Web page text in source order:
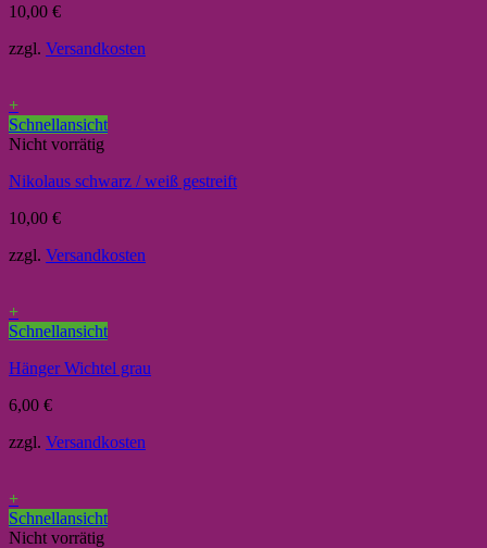
10,00 €
zzgl. Versandkosten
+
Schnellansicht
Nicht vorrätig
Nikolaus schwarz / weiß gestreift
10,00 €
zzgl. Versandkosten
+
Schnellansicht
Hänger Wichtel grau
6,00 €
zzgl. Versandkosten
+
Schnellansicht
Nicht vorrätig